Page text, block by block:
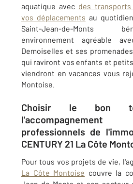
aquatique avec des
vos déplacements au
Saint-Jean-de-Monts
environnement agréable
Demoiselles et ses
qui raviront vos enfants et
viendront en vacances vous
Montoise.
Choisir le bon
professionnels de
CENTURY 21 La Côte
Pour tous vos projets de vie,
La Côte Montoise couvre la